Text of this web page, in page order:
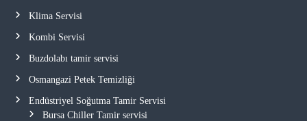
Klima Servisi
Kombi Servisi
Buzdolabı tamir servisi
Osmangazi Petek Temizliği
Endüstriyel Soğutma Tamir Servisi
Bursa Chiller Tamir servisi